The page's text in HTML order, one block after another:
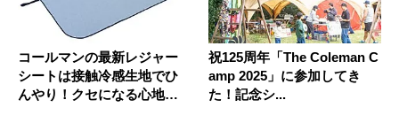
コールマンの最新レジャー
シートは接触冷感生地でひ
んやり！クセになる心地よ
祝125周年「The Coleman C
amp 2025」に参加してき
た！記念シ...